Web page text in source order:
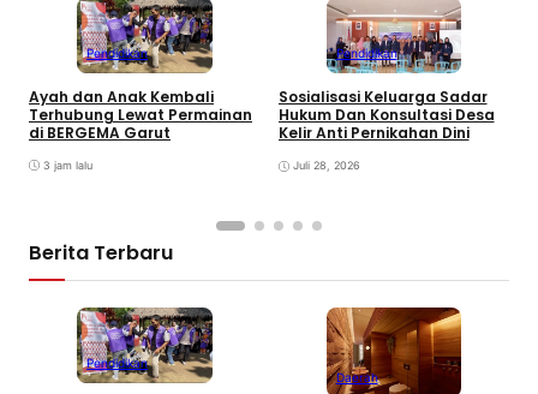
Pendidikan
Ayah dan Anak Kembali
Terhubung Lewat Permainan
di BERGEMA Garut
3 jam lalu
Pendidikan
Sosialisasi Keluarga Sadar
Hukum Dan Konsultasi Desa
Kelir Anti Pernikahan Dini
Juli 28, 2026
Berita Terbaru
Pendidikan
Daerah